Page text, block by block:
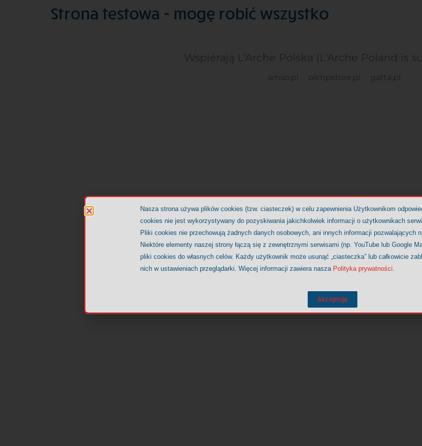
Strona testowa - mogę robić wszystko
Wspierają L'Arche Polska (L'Arche Poland is
amso.pl olimpstore.pl gatta.pl
Nasza strona używa plików cookies (tzw. ciasteczek) w celu zapewnienia Użytkownikom
cookies nie jest wykorzystywany do pozyskiwania jakichkolwiek informacji o użytkownikach
Pliki cookies nie przechowują żadnych danych osobowych, ani innych informacji pozwalających
Niektóre elementy naszej strony łączą się z zewnętrznymi serwisami (np. YouTube lub Google
pliki cookies do własnych celów. Każdy użytkownik może usunąć „ciasteczka” lub całkowicie
nich w ustawieniach przeglądarki. Więcej informacji zawiera nasza Polityka prywatności.
Akceptuję